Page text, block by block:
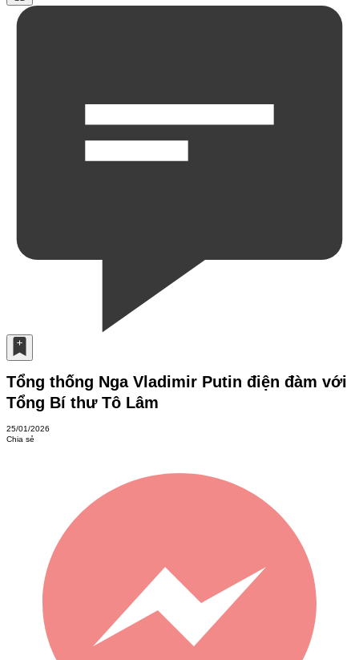
Tổng thống Nga Vladimir Putin điện đàm với
Tổng Bí thư Tô Lâm
25/01/2026
Chia sẻ